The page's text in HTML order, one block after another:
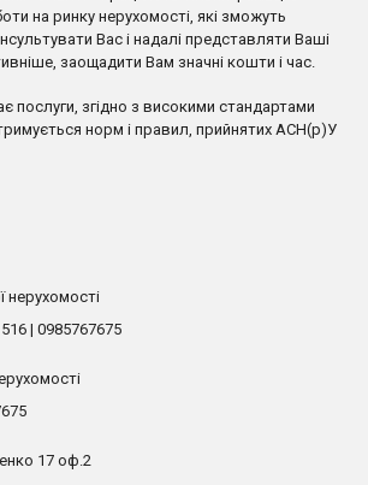
на ринку нерухомості, які зможуть
Вас і надалі представляти Ваші
заощадити Вам значні кошти і час.
послуги, згідно з високими стандартами
норм і правил, прийнятих АСН(р)У
нерухомості
| 0985767675
17 оф.2